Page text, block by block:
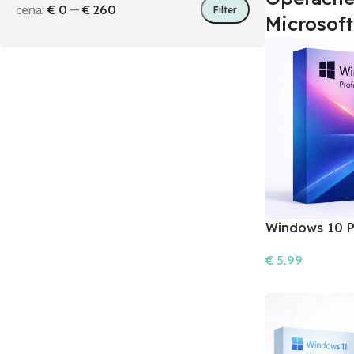
Filter
cena:€ 0 —€ 260
Windows 10
€ 5.99